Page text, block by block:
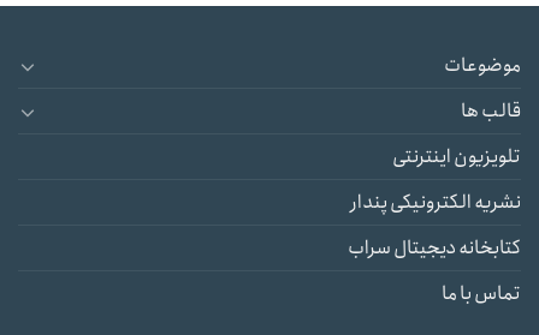
موضوعات
قالب ها
تلویزیون اینترنتی
نشریه الکترونیکی پندار
کتابخانه دیجیتال سراب
تماس با ما